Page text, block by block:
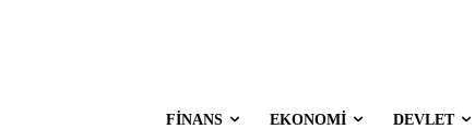
FİNANS EKONOMİ DEVLET